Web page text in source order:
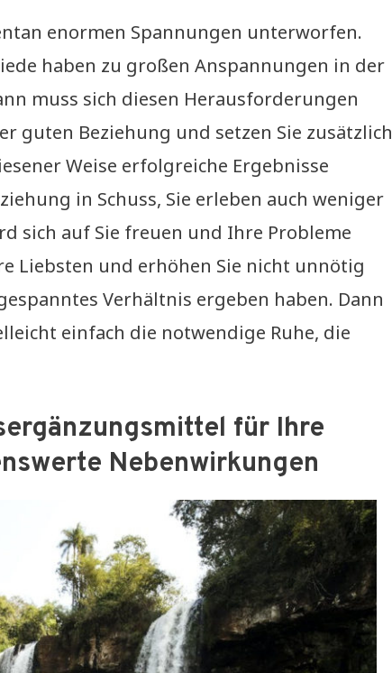
enormen Spannungen unterworfen.
haben zu großen Anspannungen in der
muss sich diesen Herausforderungen
guten Beziehung und setzen Sie zusätzlich
Weise erfolgreiche Ergebnisse
in Schuss, Sie erleben auch weniger
sich auf Sie freuen und Ihre Probleme
Liebsten und erhöhen Sie nicht unnötig
Verhältnis ergeben haben. Dann
einfach die notwendige Ruhe, die
für Ihre
Nebenwirkungen